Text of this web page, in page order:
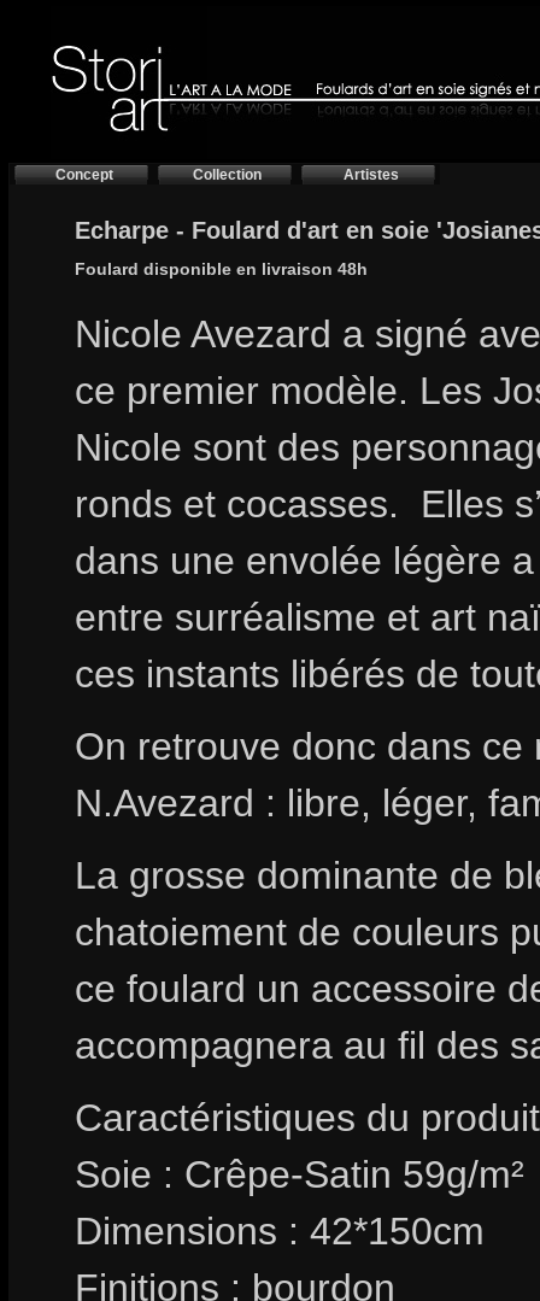
Concept Collection Artistes
Echarpe - Foulard d'art en soie
Foulard disponible en livraison 48h
Nicole Avezard a signé
ce premier modèle. Les
Nicole sont des
ronds et cocasses.
Elles
dans une envolée légère
entre surréalisme et art
ces instants libérés de
On retrouve donc dans ce
N.Avezard : libre, léger,
La grosse dominante de
chatoiement de couleurs
ce foulard un accessoire
accompagnera au fil des
Caractéristiques du
Soie : Crêpe-Satin 59g/m²
Dimensions : 42*150cm
Finitions : bourdon